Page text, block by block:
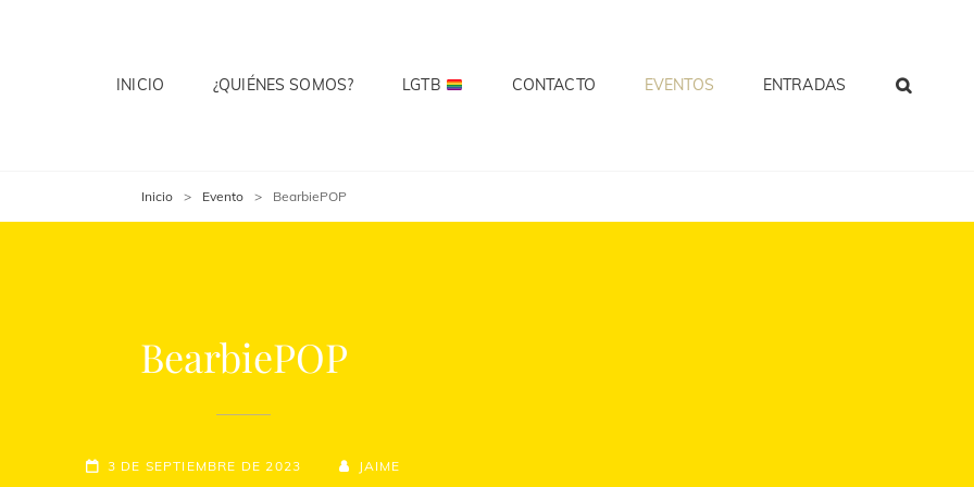
INICIO ¿QUIÉNES SOMOS? LGTB CONTACTO EVENTOS ENTRADAS
Inicio > Evento > BearbiePOP
BearbiePOP
3 DE SEPTIEMBRE DE 2023 JAIME